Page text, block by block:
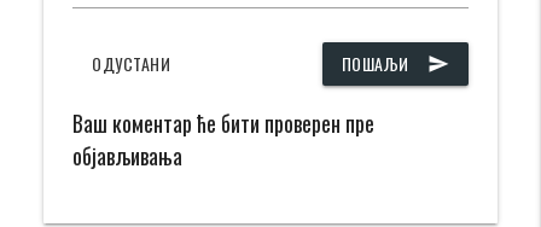
ПОШАЉИ send
ОДУСТАНИ
Ваш коментар ће бити проверен пре
објављивања